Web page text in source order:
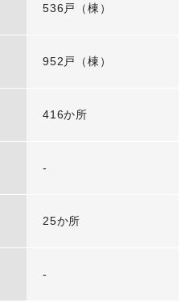
536戸（棟）
952戸（棟）
416か所
-
25か所
-